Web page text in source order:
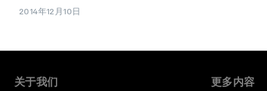
2014年12月10日
关于我们 更多内容